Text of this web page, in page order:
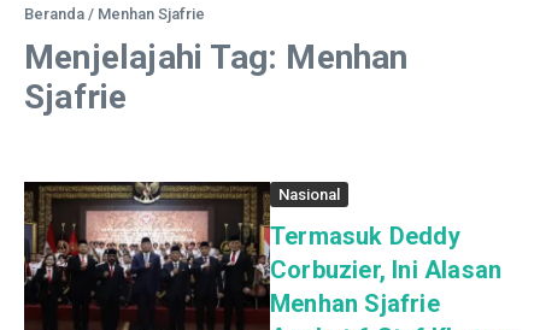
Beranda / Menhan Sjafrie
Menjelajahi Tag: Menhan
Sjafrie
Nasional
Termasuk Deddy
Corbuzier, Ini Alasan
Menhan Sjafrie